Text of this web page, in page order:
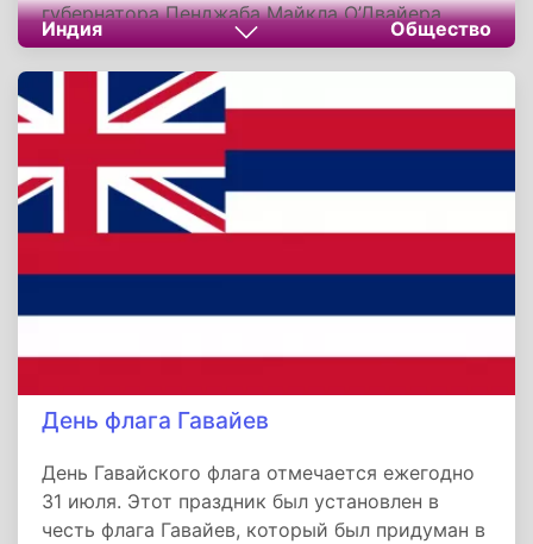
губернатора Пенджаба Майкла О’Двайера.
Мотивом для убийства послужила так
называемая Амритсарская бойня. В этот день
тысячи местных жителей собрались на
традиционный сикхский праздник урожая
Вайсакхи в парке Джаллианвала-багх.
Индия Общество
День флага Гавайев
День Гавайского флага отмечается ежегодно
31 июля. Этот праздник был установлен в
честь флага Гавайев, который был придуман в